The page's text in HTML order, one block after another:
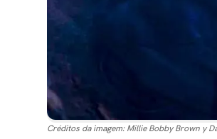
Créditos da imagem: Millie Bobby Brown y